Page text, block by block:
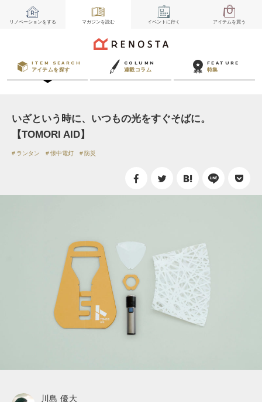
リノベーションをする マガジンを読む イベント に行く アイテムを買う
ITEM SEARCH
アイテムを探す
COLUMN
連載コラム
FEATURE
特集
いざという時に、いつもの光をすぐそばに。
【TOMORI AID】
ランタン 懐中電灯 防災
川島 優大